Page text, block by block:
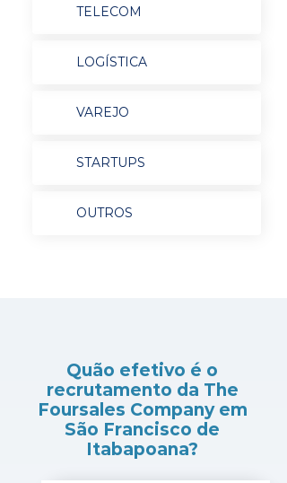
TELECOM
LOGÍSTICA
VAREJO
STARTUPS
OUTROS
Quão efetivo é o
recrutamento da The
Foursales Company em
São Francisco de
Itabapoana?